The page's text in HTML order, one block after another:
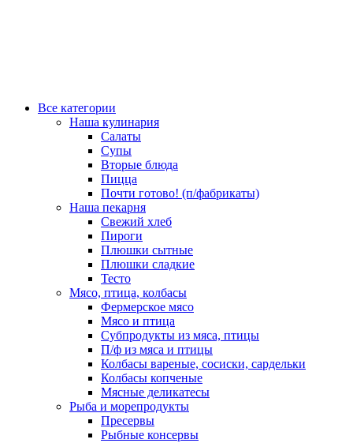
Все категории
Наша кулинария
Салаты
Супы
Вторые блюда
Пицца
Почти готово! (п/фабрикаты)
Наша пекарня
Свежий хлеб
Пироги
Плюшки сытные
Плюшки сладкие
Тесто
Мясо, птица, колбасы
Фермерское мясо
Мясо и птица
Субпродукты из мяса, птицы
П/ф из мяса и птицы
Колбасы вареные, сосиски, сардельки
Колбасы копченые
Мясные деликатесы
Рыба и морепродукты
Пресервы
Рыбные консервы